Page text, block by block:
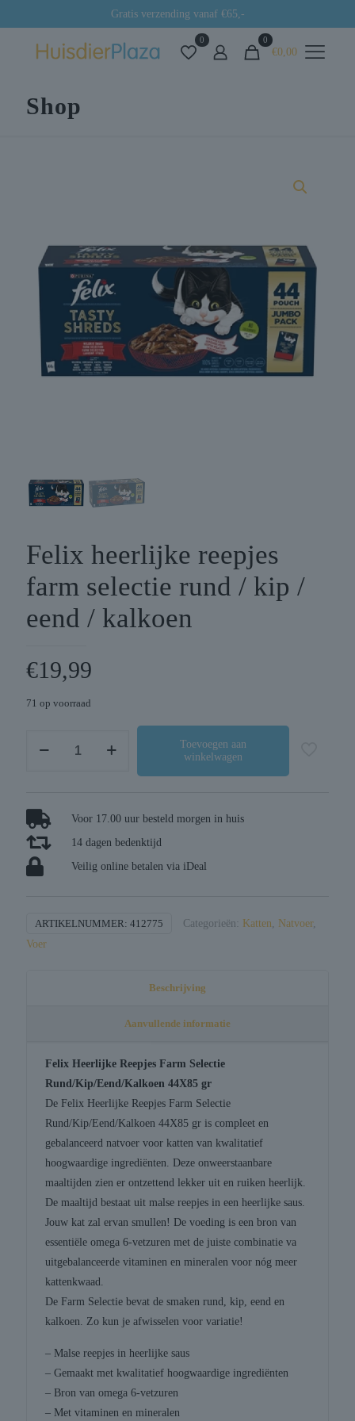
Gratis verzending vanaf €65,-
0 0
€0,00
Shop
Felix heerlijke reepjes
farm selectie rund / kip /
eend / kalkoen
€19,99
71 op voorraad
selectie
rund
kip
eend
/
Toevoegen aan
winkelwagen
Voor 17.00 uur besteld morgen in huis
14 dagen bedenktijd
Veilig online betalen via iDeal
ARTIKELNUMMER: 412775 Categorieën: Katten Natvoer,
Voer
Beschrijving
Aanvullende informatie
Felix Heerlijke Reepjes Farm Selectie
Rund/Kip/Eend/Kalkoen 44X85 gr
De Felix Heerlijke Reepjes Farm Selectie
Rund/Kip/Eend/Kalkoen 44X85 gr is compleet en
gebalanceerd natvoer voor katten van kwalitatief
hoogwaardige ingrediënten. Deze onweerstaanbare
maaltijden zien er ontzettend lekker uit en ruiken heerlijk.
De maaltijd bestaat uit malse reepjes in een heerlijke saus.
Jouw kat zal ervan smullen! De voeding is een bron van
essentiële omega 6-vetzuren met de juiste combinatie va
uitgebalanceerde vitaminen en mineralen voor nóg meer
kattenkwaad.
De Farm Selectie bevat de smaken rund, kip, eend en
kalkoen. Zo kun je afwisselen voor variatie!
– Malse reepjes in heerlijke saus
– Gemaakt met kwalitatief hoogwaardige ingrediënten
– Bron van omega 6-vetzuren
– Met vitaminen en mineralen